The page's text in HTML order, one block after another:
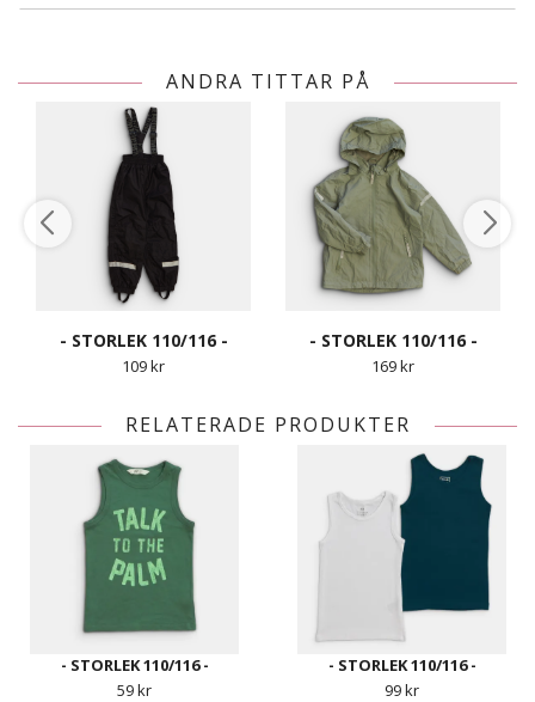
ANDRA TITTAR PÅ
- STORLEK 110/116 -
109 kr
- STORLEK 110/116 -
169 kr
RELATERADE PRODUKTER
- STORLEK 110/116 -
59 kr
- STORLEK 110/116 -
99 kr